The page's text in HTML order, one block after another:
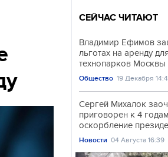
СЕЙЧАС ЧИТАЮТ
Владимир Ефимов
льготах на аренду для
технопарков Москвы
Общество 19 Декабря
Сергей Михалок
приговорен к 4
оскорбление
Новости 04 Августа 16:39